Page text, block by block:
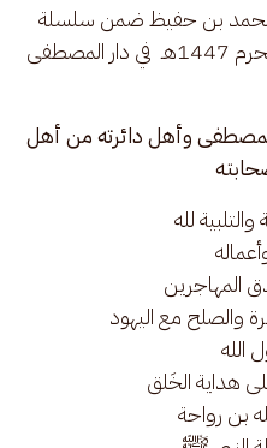
محمد بن حفيظ ضمن سلسلة
إرشادات السلوك، ليلة الجمعة 9 محرم 1447هـ  في دار المصطفى
وأهل دائرته من أهل